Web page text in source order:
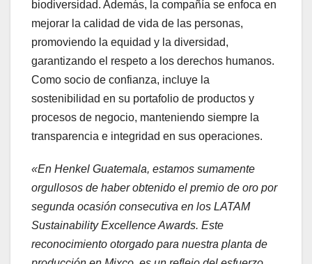
biodiversidad. Además, la compañía se enfoca en
mejorar la calidad de vida de las personas,
promoviendo la equidad y la diversidad,
garantizando el respeto a los derechos humanos.
Como socio de confianza, incluye la
sostenibilidad en su portafolio de productos y
procesos de negocio, manteniendo siempre la
transparencia e integridad en sus operaciones.
«En Henkel Guatemala, estamos sumamente
orgullosos de haber obtenido el premio de oro por
segunda ocasión consecutiva en los LATAM
Sustainability Excellence Awards. Este
reconocimiento otorgado para nuestra planta de